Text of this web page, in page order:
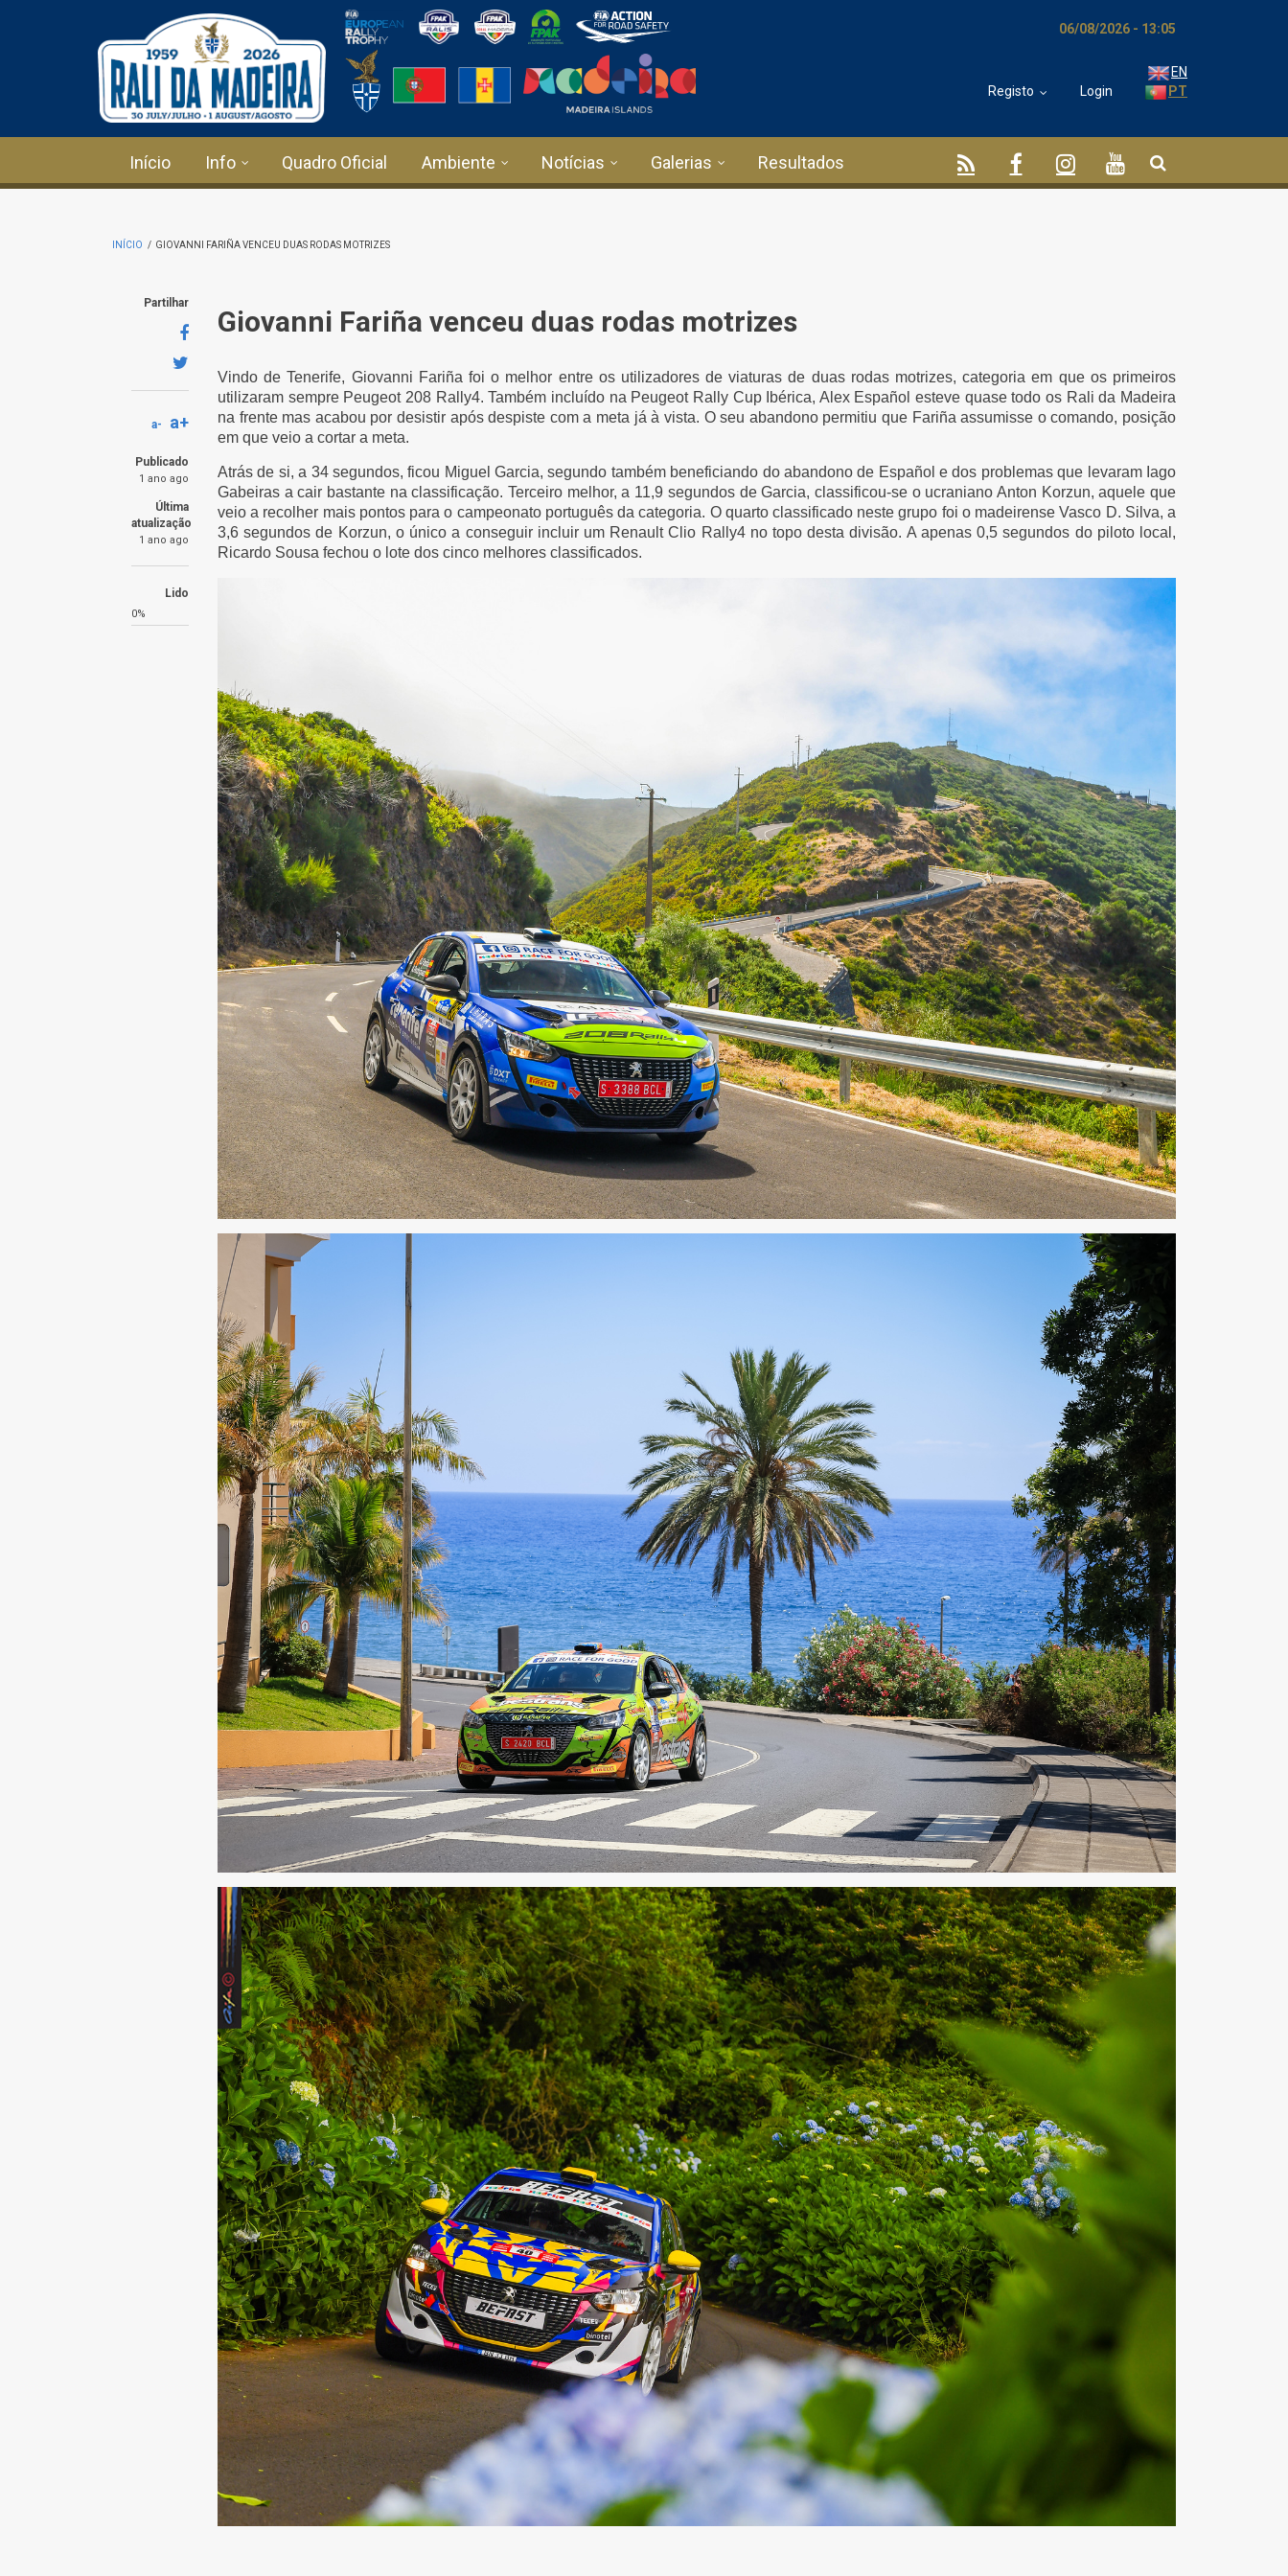
Passar para o conteúdo principal
06/08/2026 - 13:05
Registo Login
EN
PT
Início Info Quadro Oficial Ambiente Notícias Galerias Resultados
INÍCIO / GIOVANNI FARIÑA VENCEU DUAS RODAS MOTRIZES
Partilhar
a- a+
Publicado
1 ano ago
Última
atualização
1 ano ago
Lido
0%
Giovanni Fariña venceu duas rodas motrizes
Vindo de Tenerife, Giovanni Fariña foi o melhor entre os utilizadores de viaturas de duas rodas motrizes, categoria em que os primeiros
utilizaram sempre Peugeot 208 Rally4. Também incluído na Peugeot Rally Cup Ibérica, Alex Español esteve quase todo os Rali da Madeira
na frente mas acabou por desistir após despiste com a meta já à vista. O seu abandono permitiu que Fariña assumisse o comando, posição
em que veio a cortar a meta.
Atrás de si, a 34 segundos, ficou Miguel Garcia, segundo também beneficiando do abandono de Español e dos problemas que levaram Iago
Gabeiras a cair bastante na classificação. Terceiro melhor, a 11,9 segundos de Garcia, classificou-se o ucraniano Anton Korzun, aquele que
veio a recolher mais pontos para o campeonato português da categoria. O quarto classificado neste grupo foi o madeirense Vasco D. Silva, a
3,6 segundos de Korzun, o único a conseguir incluir um Renault Clio Rally4 no topo desta divisão. A apenas 0,5 segundos do piloto local,
Ricardo Sousa fechou o lote dos cinco melhores classificados.